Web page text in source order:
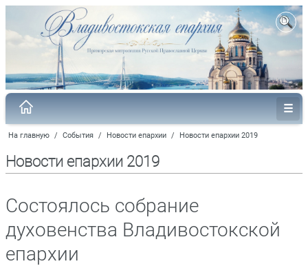
На главную / События / Новости епархии / Новости епархии 2019
Новости епархии 2019
Состоялось собрание
духовенства Владивостокской
епархии